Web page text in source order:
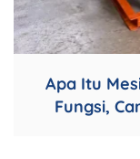
Apa Itu
Fungsi,